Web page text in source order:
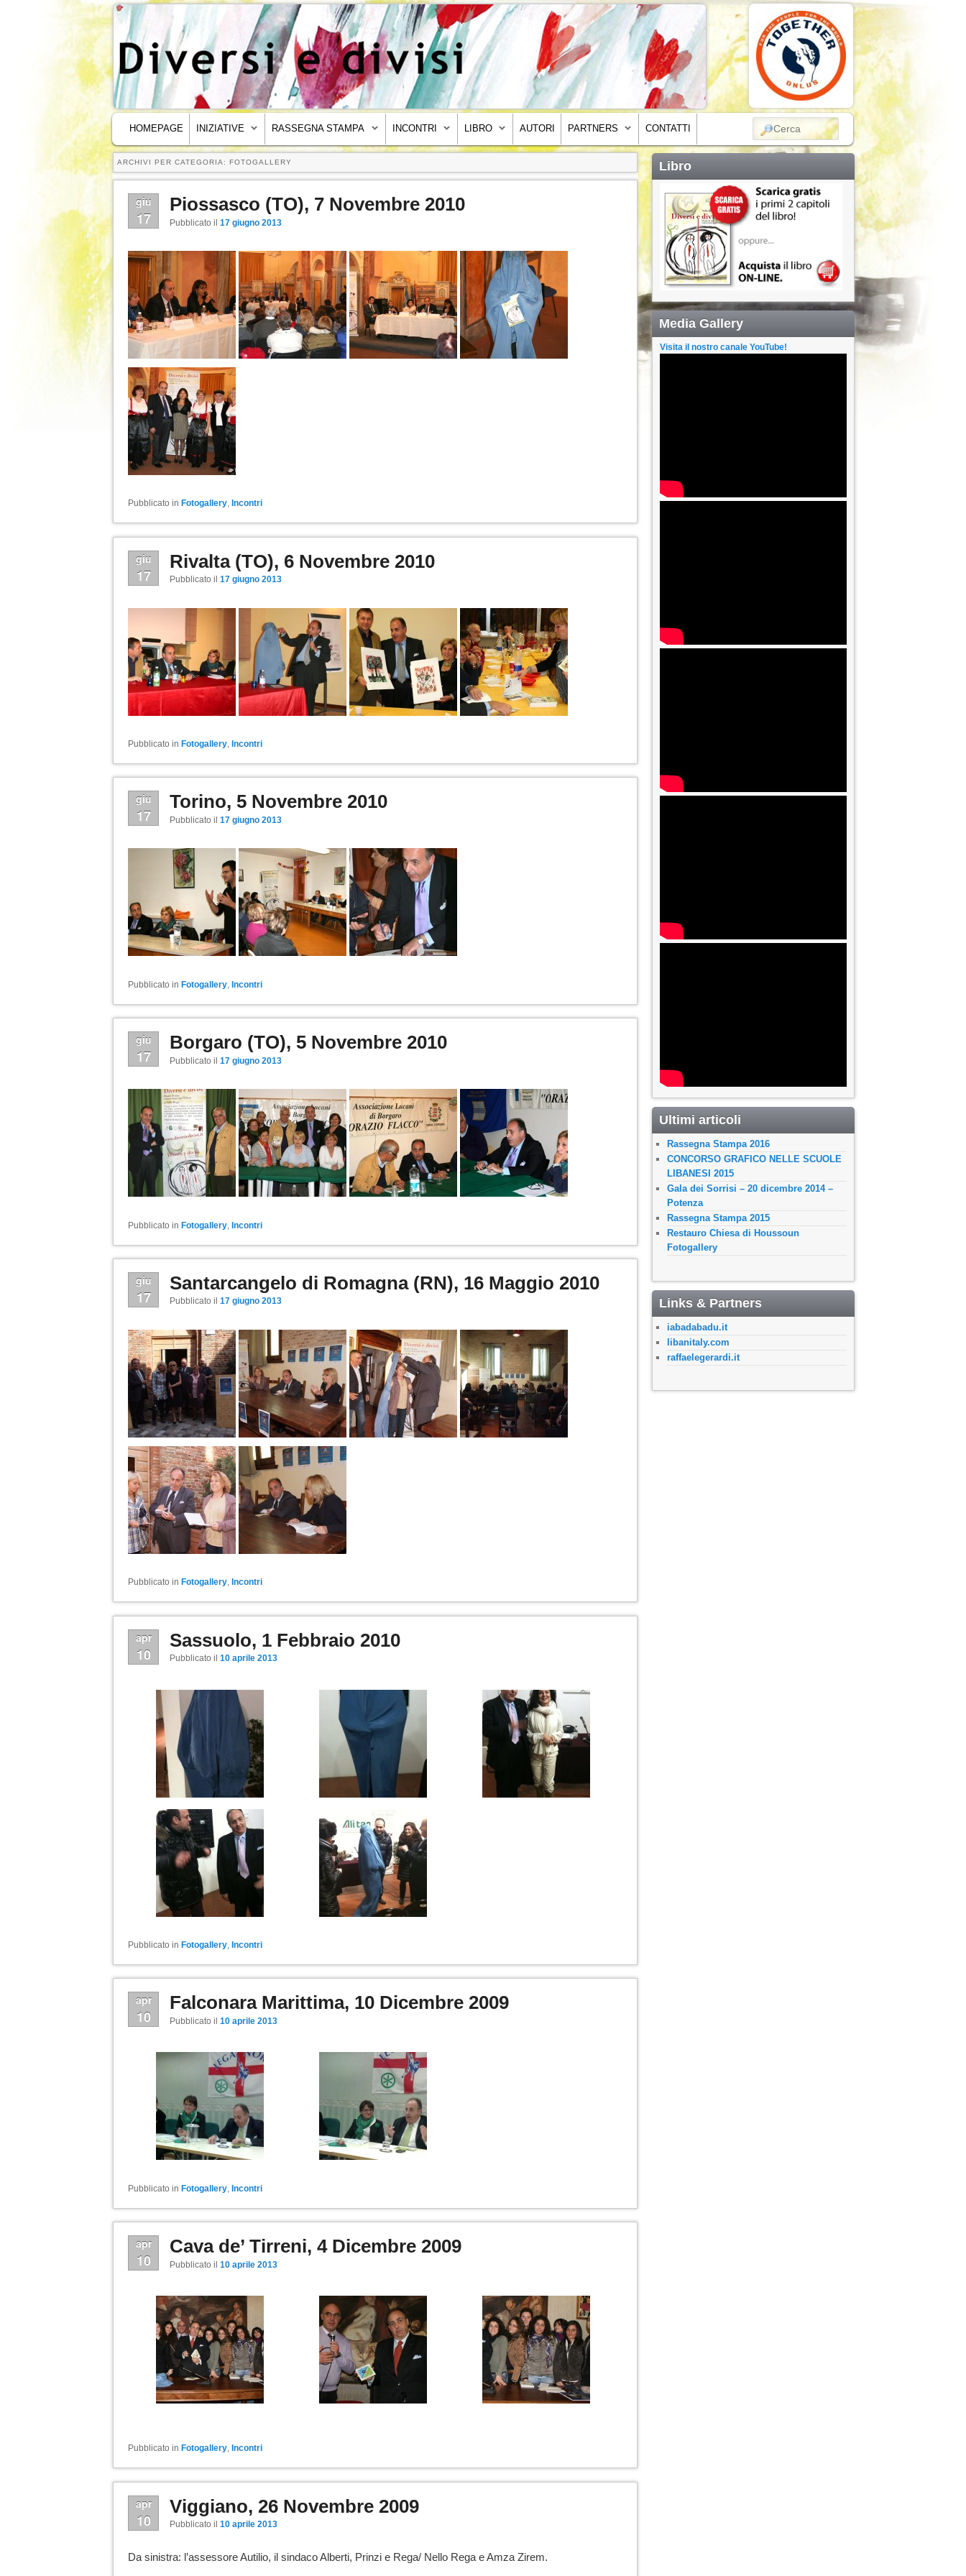
MENU PRINCIPALE
VAI AL CONTENUTO PRINCIPALE
VAI AL CONTENUTO SECONDARIO
HOMEPAGE INIZIATIVE RASSEGNA STAMPA INCONTRI LIBRO AUTORI PARTNERS CONTATTI CERCA
ARCHIVI PER CATEGORIA: FOTOGALLERY
giu
17
Piossasco (TO), 7 Novembre 2010
Pubblicato il 17 giugno 2013
Pubblicato in Fotogallery, Incontri
giu
17
Rivalta (TO), 6 Novembre 2010
Pubblicato il 17 giugno 2013
Pubblicato in Fotogallery, Incontri
giu
17
Torino, 5 Novembre 2010
Pubblicato il 17 giugno 2013
Pubblicato in Fotogallery Incontri
giu
17
Borgaro (TO), 5 Novembre 2010
Pubblicato il 17 giugno 2013
Pubblicato in Fotogallery Incontri
giu
17
Santarcangelo di Romagna (RN), 16 Maggio 2010
Pubblicato il 17 giugno 2013
Pubblicato in Fotogallery, Incontri
apr
10
Sassuolo, 1 Febbraio 2010
Pubblicato il 10 aprile 2013
Pubblicato in Fotogallery, Incontri
apr
10
Falconara Marittima, 10 Dicembre 2009
Pubblicato il 10 aprile 2013
Pubblicato in Fotogallery Incontri
apr
10
Cava de’ Tirreni, 4 Dicembre 2009
Pubblicato il 10 aprile 2013
Pubblicato in Fotogallery, Incontri
apr
10
Viggiano, 26 Novembre 2009
Pubblicato il 10 aprile 2013
Da sinistra: l’assessore Autilio, il sindaco Alberti, Prinzi e Rega/ Nello Rega e Amza Zirem.
Libro
Media Gallery
Visita il nostro canale YouTube!
Ultimi articoli
Rassegna Stampa 2016
CONCORSO GRAFICO NELLE SCUOLE
LIBANESI 2015
Gala dei Sorrisi – 20 dicembre 2014 –
Potenza
Rassegna Stampa 2015
Restauro Chiesa di Houssoun
Fotogallery
Links & Partners
iabadabadu.it
libanitaly.com
raffaelegerardi.it